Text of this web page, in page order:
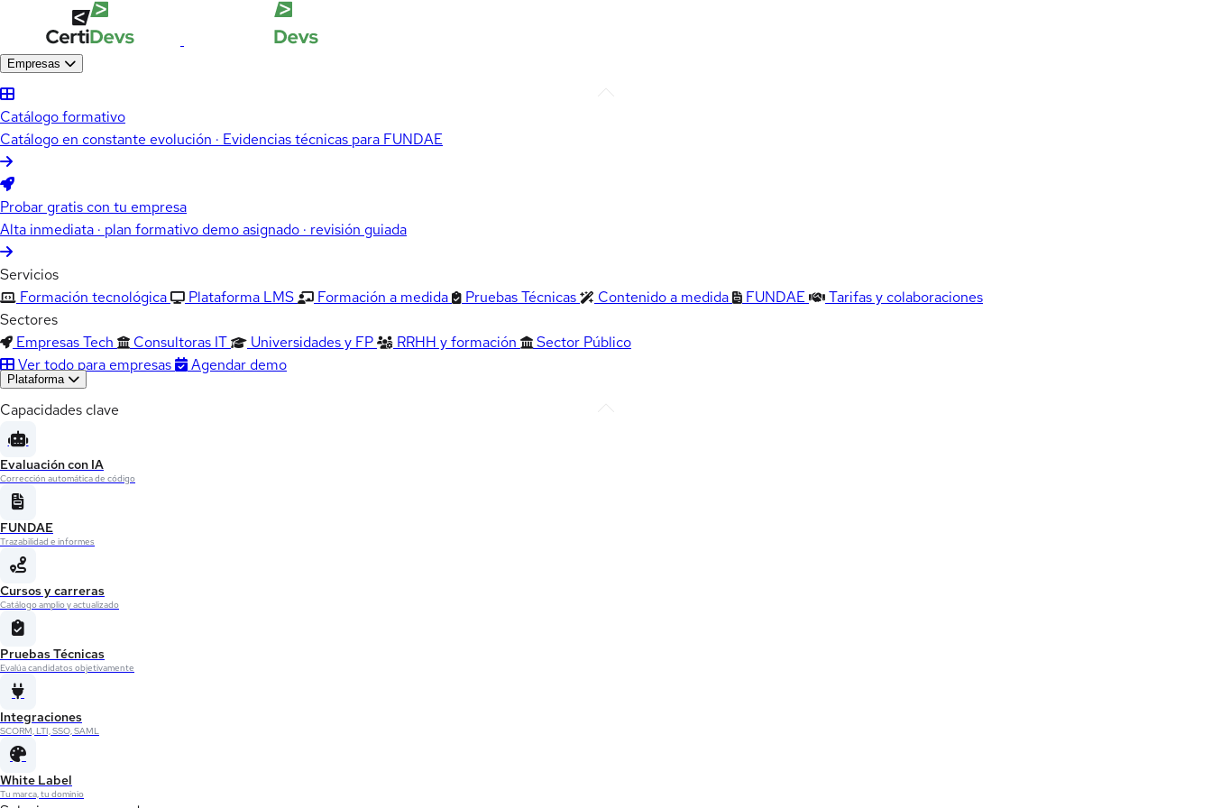
Empresas
Catálogo formativo
Catálogo en constante evolución · Evidencias técnicas para FUNDAE
Probar gratis con tu empresa
Alta inmediata · plan formativo demo asignado · revisión guiada
Servicios
Formación tecnológica
Plataforma LMS Formación a medida Pruebas Técnicas Contenido a medida FUNDAE
Tarifas y colaboraciones
Sectores
Empresas Tech
Consultoras IT Universidades y FP RRHH y formación
Sector Público
Ver todo para empresas
Agendar demo
Plataforma
Capacidades clave
Evaluación con IA
Corrección automática de código
FUNDAE
Trazabilidad e informes
Cursos y carreras
Catálogo amplio y actualizado
Pruebas Técnicas
Evalúa candidatos objetivamente
Integraciones
SCORM, LTI, SSO, SAML
White Label
Tu marca, tu dominio